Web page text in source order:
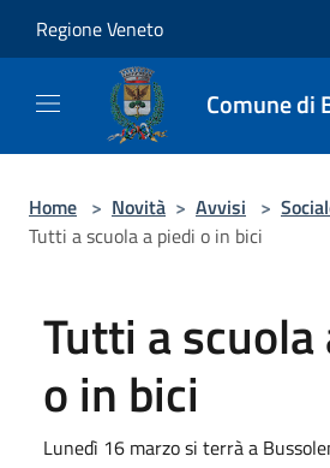
Regione Veneto
Comune di
Home > Novità > Avvisi >
Tutti a scuola a piedi o in bici
Tutti a scuola
o in bici
Lunedì 16 marzo si terrà a